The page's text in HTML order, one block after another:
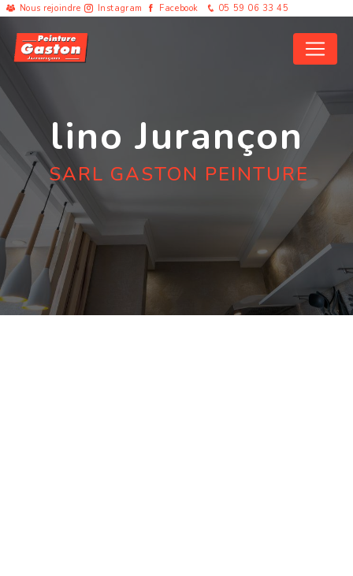
Nous rejoindre Instagram Facebook 05 59 06 33 45
lino Jurançon
SARL GASTON PEINTURE
Panneau de gestion des cookies